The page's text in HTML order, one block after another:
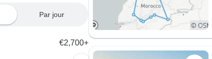
Par jour
€2,700+